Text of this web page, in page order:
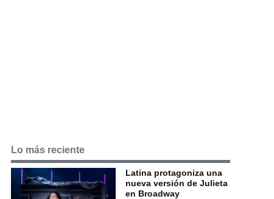
Lo más reciente
Latina protagoniza una
nueva versión de Julieta
en Broadway